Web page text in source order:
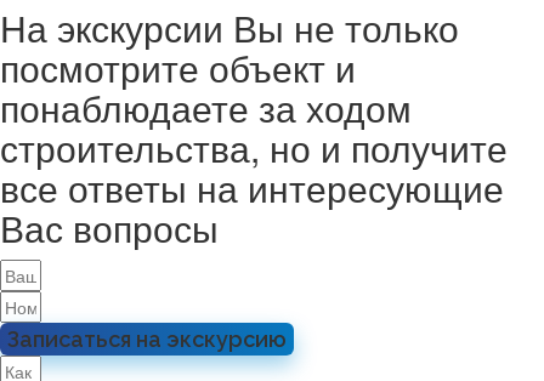
На экскурсии Вы не только
посмотрите объект и
понаблюдаете за ходом
строительства, но и получите
все ответы на интересующие
Вас вопросы
Записаться на экскурсию